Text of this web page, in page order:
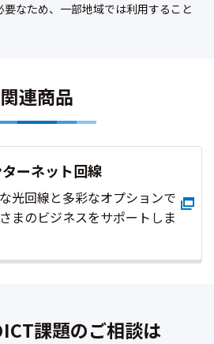
なため、一部地域では利用すること
関連商品
ーネット回線
光回線と多彩なオプションで
まのビジネスをサポートしま
課題のご相談は